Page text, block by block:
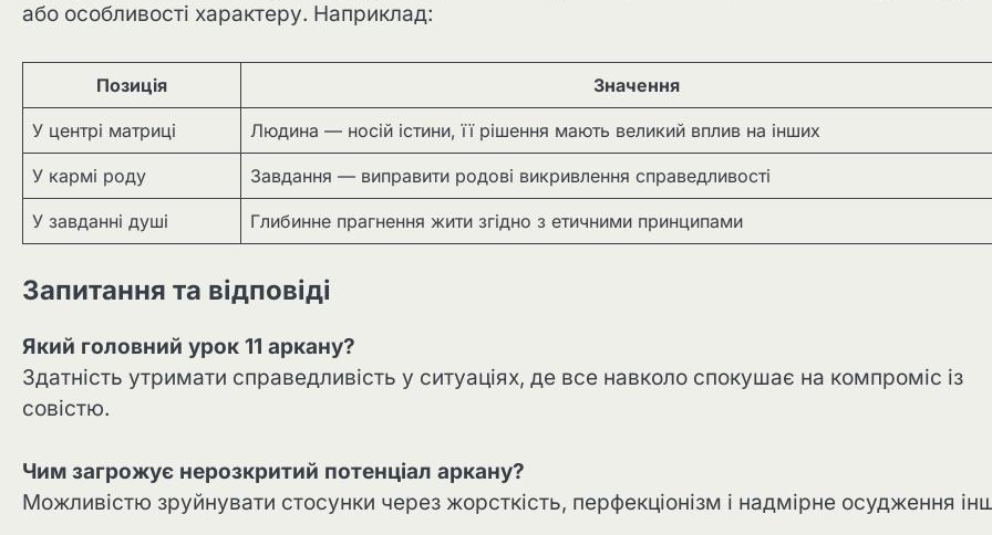
або особливості характеру. Наприклад:
Позиція Значення
У центрі матриці Людина — носій істини, її рішення мають великий вплив на інших
У кармі роду Завдання — виправити родові викривлення справедливості
У завданні душі Глибинне прагнення жити згідно з етичними принципами
Запитання та відповіді
Який головний урок 11 аркану?
Здатність утримати справедливість у ситуаціях, де все навколо спокушає на компроміс із
совістю.
Чим загрожує нерозкритий потенціал аркану?
Можливістю зруйнувати стосунки через жорсткість, перфекціонізм і надмірне осудження